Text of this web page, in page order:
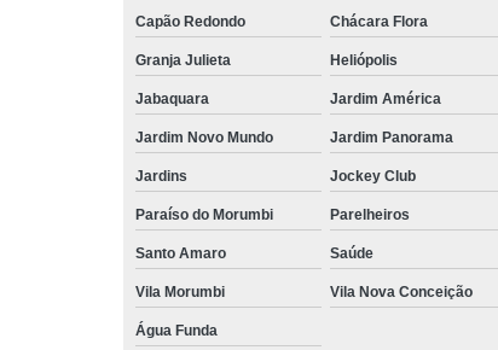
Capão Redondo Chácara Flora
Granja Julieta Heliópolis
Jabaquara Jardim América
Jardim Novo Mundo Jardim Panorama
Jardins Jockey Club
Paraíso do Morumbi Parelheiros
Santo Amaro Saúde
Vila Morumbi Vila Nova Conceição
Água Funda